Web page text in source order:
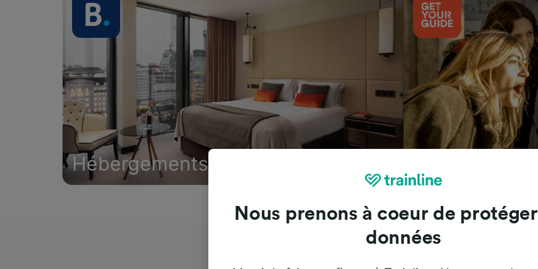
Hébergements
Trainline : l'avis de nos clients
Nous prenons à coeur de
données